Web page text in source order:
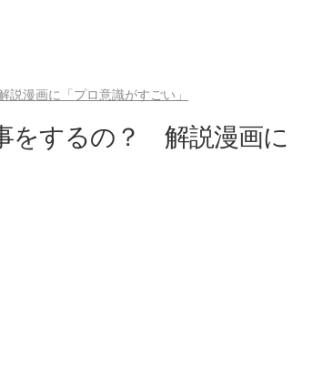
漫画に「プロ意識がすごい」
をするの？ 解説漫画に